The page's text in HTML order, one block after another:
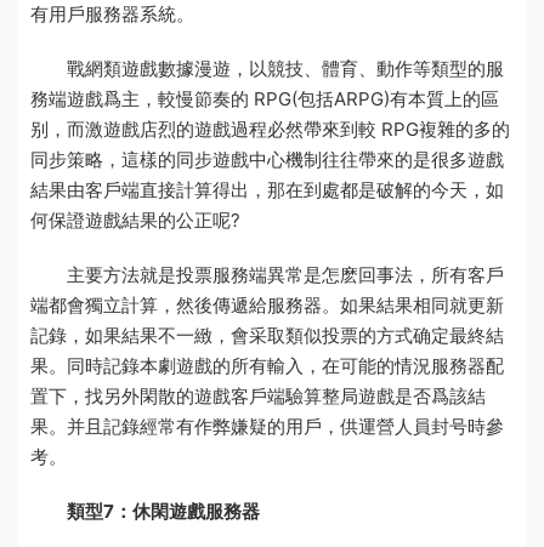
有用戶服務器系統。
戰網類遊戲數據漫遊 ，以競技、體育、動作等類型的服
務端遊戲爲主，較慢節奏的 RPG(包括ARPG)有本質上的區
别，而激遊戲店烈的遊戲過程必然帶來到較 RPG複雜的多的
同步策略，這樣的同步遊戲中心機制往往帶來的是很多遊戲
結果由客戶端直接計算得出，那在到處都是破解的今天，如
何保證遊戲結果的公正呢?
主要方法就是投票服務端異常是怎麽回事法，所有客戶
端都會獨立計算，然後傳遞給服務器。如果結果相同就更新
記錄，如果結果不一緻，會采取類似投票的方式确定最終結
果。同時記錄本劇遊戲的所有輸入，在可能的情況服務器配
置下，找另外閑散的遊戲客戶端驗算整局遊戲是否爲該結
果。并且記錄經常有作弊嫌疑的用戶，供運營人員封号時參
考。
類型7：休閑遊戲服務器